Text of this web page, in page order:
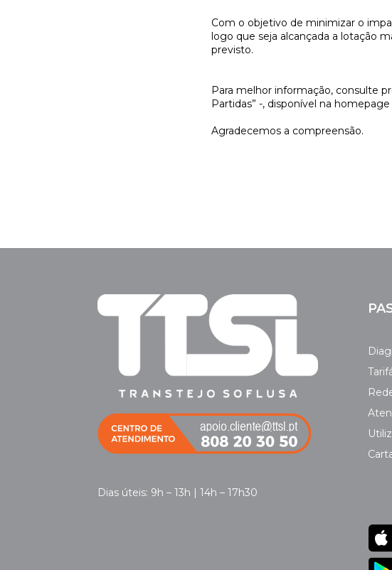
Com o objetivo de minimizar o
logo que seja alcançada a lotação
previsto.
Para melhor informação, consulte
Partidas” -, disponível na
Agradecemos a compreensão.
Dias úteis: 9h – 13h | 14h – 17h30